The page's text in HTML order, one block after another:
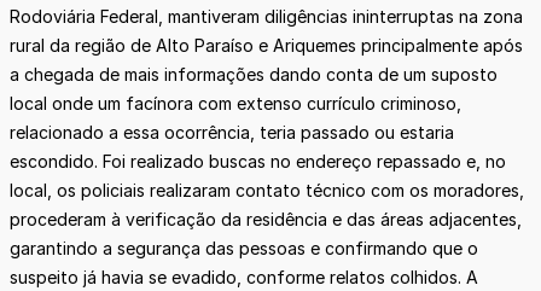
Rodoviária Federal, mantiveram diligências ininterruptas na zona
rural da região de Alto Paraíso e Ariquemes principalmente após
a chegada de mais informações dando conta de um suposto
local onde um facínora com extenso currículo criminoso,
relacionado a essa ocorrência, teria passado ou estaria
escondido. Foi realizado buscas no endereço repassado e, no
local, os policiais realizaram contato técnico com os moradores,
procederam à verificação da residência e das áreas adjacentes,
garantindo a segurança das pessoas e confirmando que o
suspeito já havia se evadido, conforme relatos colhidos. A